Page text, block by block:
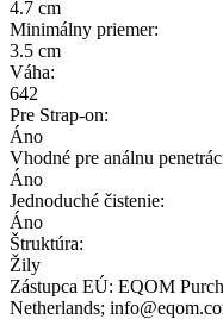
4.7 cm
Minimálny priemer:
3.5 cm
Váha:
642
Pre Strap-on:
Áno
Vhodné pre análnu
Áno
Jednoduché čistenie:
Áno
Štruktúra:
Žily
Zástupca EÚ: EQOM
Netherlands;